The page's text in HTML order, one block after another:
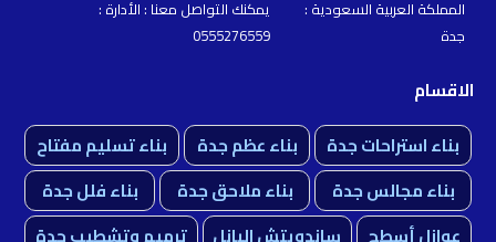
المملكة العربية السعودية :
جدة
يمكنك التواصل معنا : الأدارة :
0555276559
الاقسام
بناء استراحات جدة
بناء عظم جدة
بناء تسليم مفتاح
بناء مجالس جدة
بناء ملاحق جدة
بناء فلل جدة